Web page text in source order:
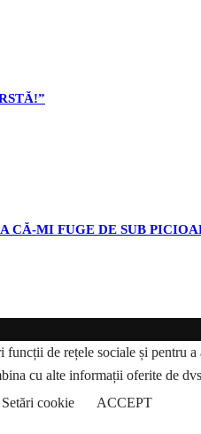
MI FUGE DE SUB
de rețele sociale și pentru
cu alte informații oferite de
Setări cookie ACCEPT